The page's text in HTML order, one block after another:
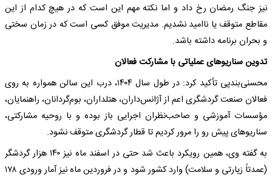
نیز جنگ رمضان رخ داد و اما نکته مهم این است که در هیچ کدام از این
مقاطع متوقف یا ناامید نشدیم. مدیریت موفق کسی است که در زمان سختی
و بحران برنامه داشته باشد.
تدوین سناریوهای عملیاتی با مشارکت فعالان
محسنی‌بندپی تأکید کرد: در طول سال ۱۴۰۴، درب این سالن همواره به روی
فعالان صنعت گردشگری اعم از آژانس‌داران، هتلداران، بوم‌گردانان، راهنمایان،
مؤسسات آموزشی و صاحب‌نظران اجرایی باز بوده و با روحیه مشارکتی،
سناریوهای پیش رو را مرور کردیم تا قطار گردشگری متوقف نشود.
به گفته وی، همین رویکرد باعث شد حتی در اسفند ماه نیز ۱۴۰ هزار گردشگر
(عمدتاً زیارتی و سلامت) وارد کشور شود و در فروردین ماه نیز آمار ورودی ۱۷۸